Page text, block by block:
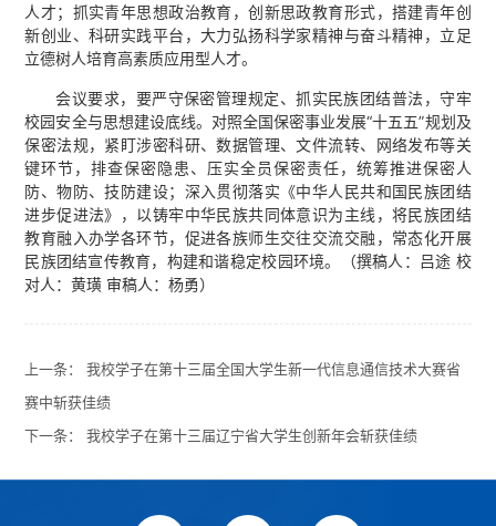
人才；抓实青年思想政治教育，创新思政教育形式，搭建青年创
新创业、科研实践平台，大力弘扬科学家精神与奋斗精神，立足
立德树人培育高素质应用型人才。
会议要求，要严守保密管理规定、抓实民族团结普法，守牢
校园安全与思想建设底线。对照全国保密事业发展“十五五”规划及
保密法规，紧盯涉密科研、数据管理、文件流转、网络发布等关
键环节，排查保密隐患、压实全员保密责任，统筹推进保密人
防、物防、技防建设；深入贯彻落实《中华人民共和国民族团结
进步促进法》，以铸牢中华民族共同体意识为主线，将民族团结
教育融入办学各环节，促进各族师生交往交流交融，常态化开展
民族团结宣传教育，构建和谐稳定校园环境。（撰稿人：吕途 校
对人：黄璜 审稿人：杨勇）
上一条：我校学子在第十三届全国大学生新一代信息通信技术大赛省
赛中斩获佳绩
下一条：我校学子在第十三届辽宁省大学生创新年会斩获佳绩